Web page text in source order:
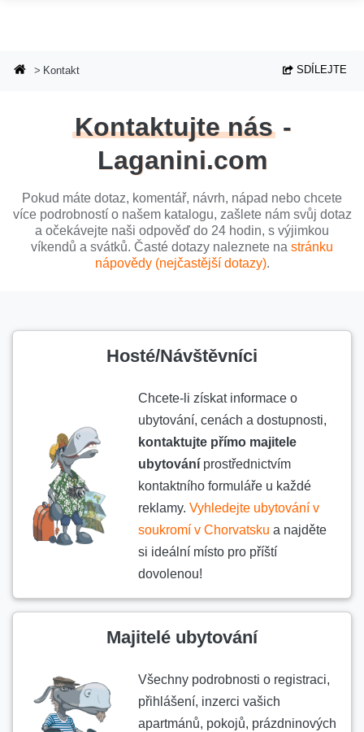
Kontakt SDÍLEJTE
Kontaktujte nás -
Laganini.com
Pokud máte dotaz, komentář, návrh, nápad nebo chcete
více podrobností o našem katalogu, zašlete nám svůj dotaz
a očekávejte naši odpověď do 24 hodin, s výjimkou
víkendů a svátků. Časté dotazy naleznete na stránku
nápovědy (nejčastější dotazy).
Hosté/Návštěvníci
Chcete-li získat informace o
ubytování, cenách a dostupnosti,
kontaktujte přímo majitele
ubytováníprostřednictvím
kontaktního formuláře u každé
reklamy. Vyhledejte ubytování v
soukromí v Chorvatsku a najděte
si ideální místo pro příští
dovolenou!
Majitelé ubytování
Všechny podrobnosti o registraci,
přihlášení, inzerci vašich
apartmánů, pokojů, prázdninových